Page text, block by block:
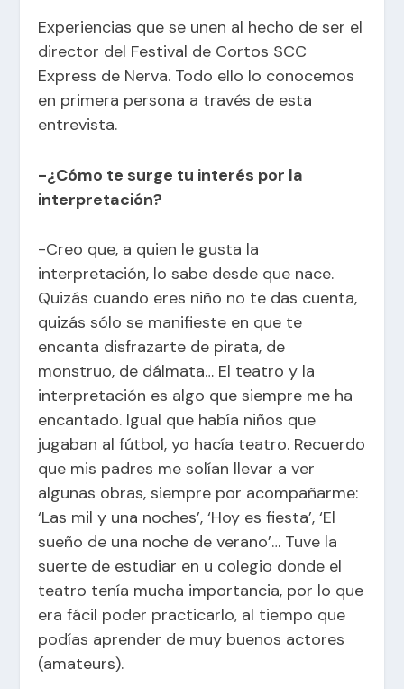
Experiencias que se unen al hecho de ser el
director del Festival de Cortos SCC
Express de Nerva. Todo ello lo conocemos
en primera persona a través de esta
entrevista.
-¿Cómo te surge tu interés por la
interpretación?
-Creo que, a quien le gusta la
interpretación, lo sabe desde que nace.
Quizás cuando eres niño no te das cuenta,
quizás sólo se manifieste en que te
encanta disfrazarte de pirata, de
monstruo, de dálmata… El teatro y la
interpretación es algo que siempre me ha
encantado. Igual que había niños que
jugaban al fútbol, yo hacía teatro. Recuerdo
que mis padres me solían llevar a ver
algunas obras, siempre por acompañarme:
‘Las mil y una noches’, ‘Hoy es fiesta’, ‘El
sueño de una noche de verano’… Tuve la
suerte de estudiar en u colegio donde el
teatro tenía mucha importancia, por lo que
era fácil poder practicarlo, al tiempo que
podías aprender de muy buenos actores
(amateurs).